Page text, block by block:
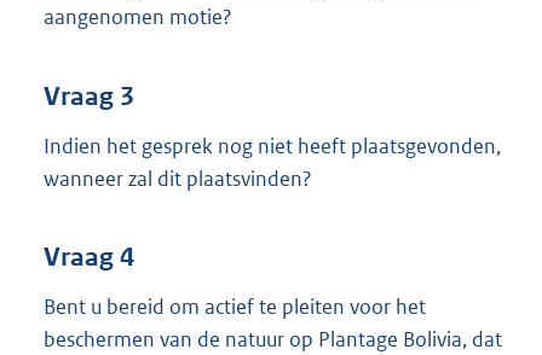
aangenomen motie?
Vraag 3
Indien het gesprek nog niet heeft plaatsgevonden,
wanneer zal dit plaatsvinden?
Vraag 4
Bent u bereid om actief te pleiten voor het
beschermen van de natuur op Plantage Bolivia, dat